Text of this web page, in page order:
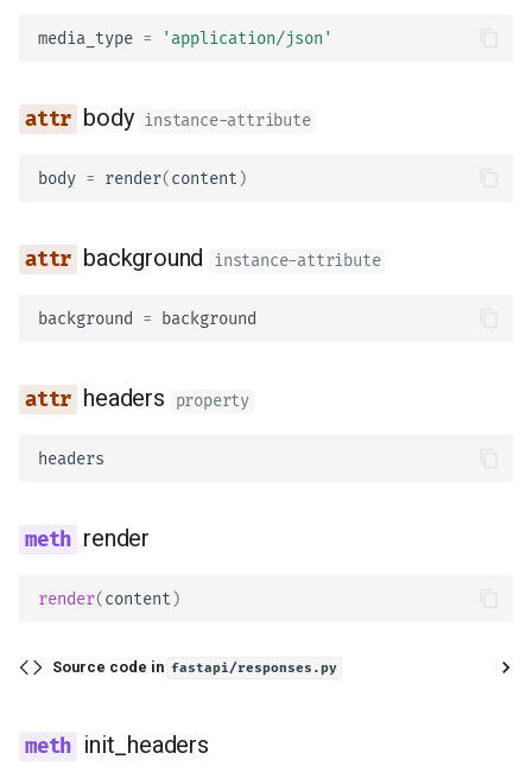
body
init_headers
set_cookie
delete_cookie
media_type = 'application/json'
body instance-attribute
body = render(content )
background instance-attribute
background = background
headers property
headers
render
render(content )
Source code in fastapi/responses.py
init_headers